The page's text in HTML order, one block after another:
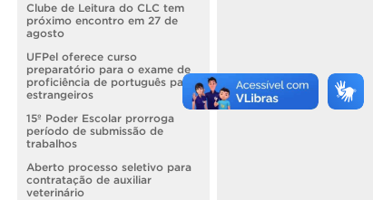
Clube de Leitura do CLC tem
próximo encontro em 27 de
agosto
UFPel oferece curso
preparatório para o exame de
proficiência de português para
estrangeiros
15º Poder Escolar prorroga
período de submissão de
trabalhos
Aberto processo seletivo para
contratação de auxiliar
veterinário